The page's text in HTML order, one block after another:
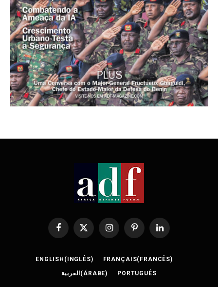
Facebook
X
InstagramPinterestLinkedIn
ENGLISH ( INGLÊS) FRANÇAIS( FRANCÊS)
العربية (ÁRABE) PORTUGUÊS